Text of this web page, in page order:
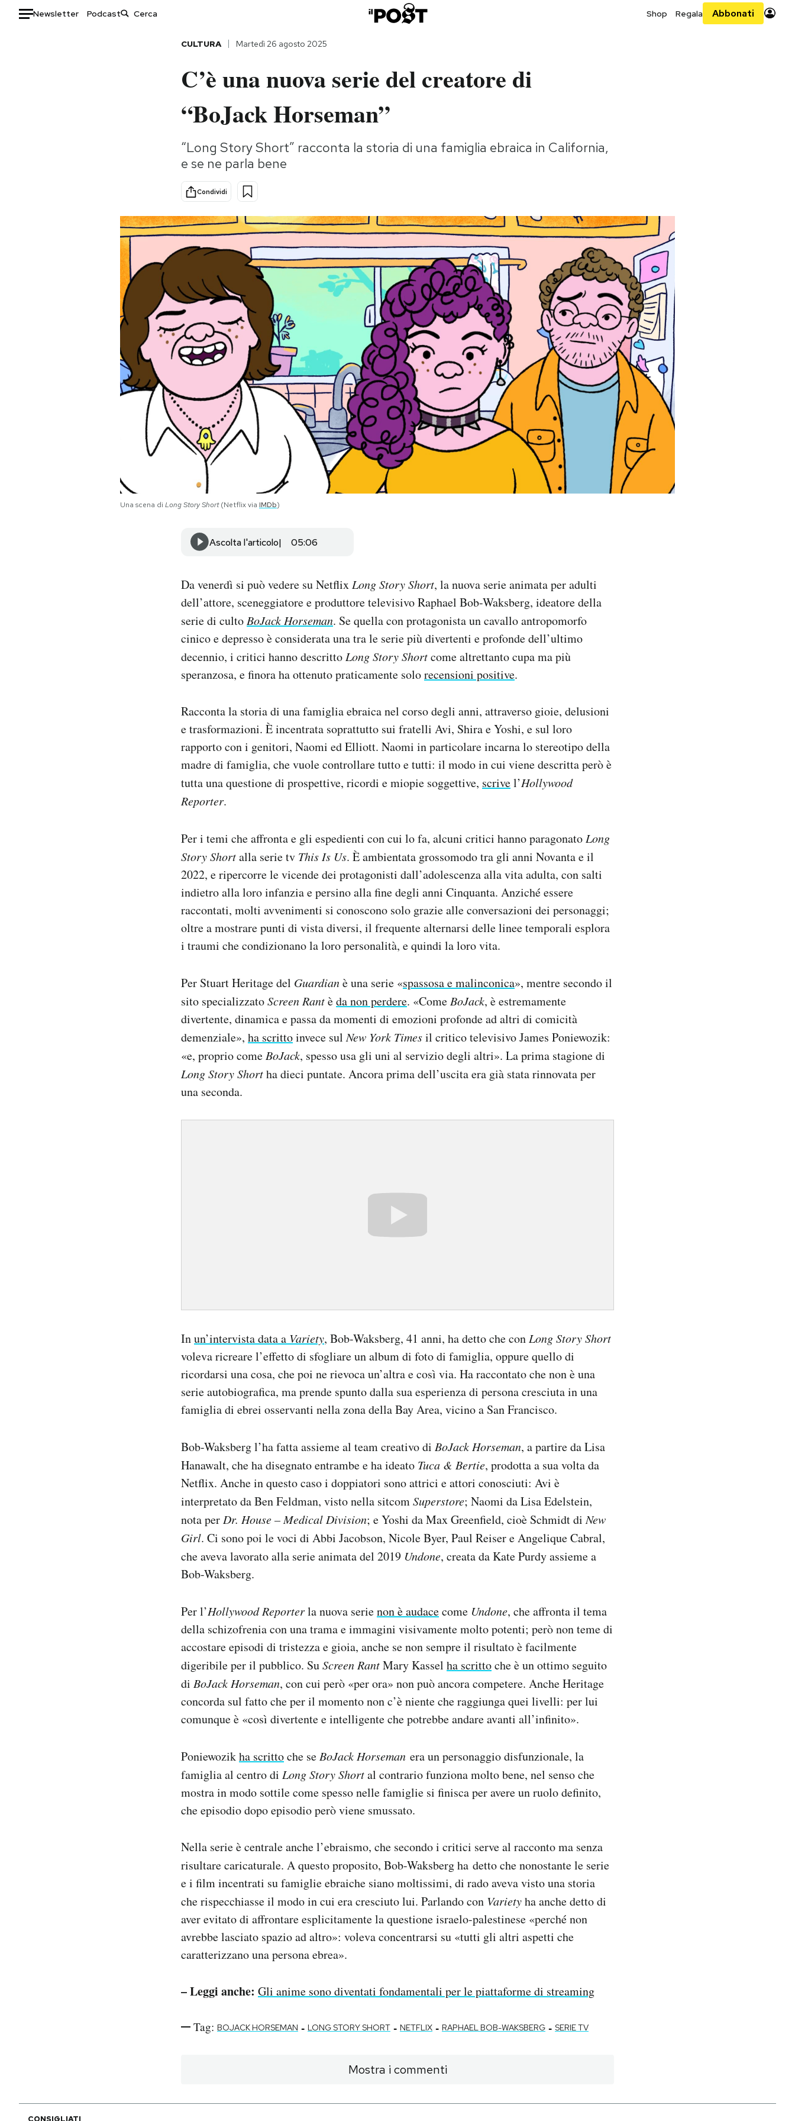
Newsletter Podcast Shop Regala Abbonati
Storie/Idee
Ok Boomer!
Altrecose
Mondiali calcio 2026
AREA PERSONALE
CULTURA Martedì 26 agosto 2025
C’è una nuova serie del creatore di
“BoJack Horseman”
“Long Story Short” racconta la storia di una famiglia ebraica in California,
e se ne parla bene
Condividi
Una scena di Long Story Short(Netflix via IMDb)
Ascolta l'articolo 05:06
Da venerdì si può vedere su Netflix Long Story Short, la nuova serie animata per adulti
dell’attore, sceneggiatore e produttore televisivo Raphael Bob-Waksberg, ideatore della
serie di culto BoJack Horseman. Se quella con protagonista un cavallo antropomorfo
cinico e depresso è considerata una tra le serie più divertenti e profonde dell’ultimo
decennio, i critici hanno descritto Long Story Shortcome altrettanto cupa ma più
speranzosa, e finora ha ottenuto praticamente solorecensioni positive.
Racconta la storia di una famiglia ebraica nel corso degli anni, attraverso gioie, delusioni
e trasformazioni. È incentrata soprattutto sui fratelli Avi, Shira e Yoshi, e sul loro
rapporto con i genitori, Naomi ed Elliott. Naomi in particolare incarna lo stereotipo della
madre di famiglia, che vuole controllare tutto e tutti: il modo in cui viene descritta però è
tutta una questione di prospettive, ricordi e miopie soggettive, scrivel’Hollywood
Reporter.
Per i temi che affronta e gli espedienti con cui lo fa, alcuni critici hanno paragonato Long
Story Shortalla serie tv This Is Us. È ambientata grossomodo tra gli anni Novanta e il
2022, e ripercorre le vicende dei protagonisti dall’adolescenza alla vita adulta, con salti
indietro alla loro infanzia e persino alla fine degli anni Cinquanta. Anziché essere
raccontati, molti avvenimenti si conoscono solo grazie alle conversazioni dei personaggi;
oltre a mostrare punti di vista diversi, il frequente alternarsi delle linee temporali esplora
i traumi che condizionano la loro personalità, e quindi la loro vita.
Per Stuart Heritage del Guardianè una serie «spassosa e malinconica», mentre secondo il
sito specializzatoScreen Rantèda non perdere. «Come BoJack, è estremamente
divertente, dinamica e passa da momenti di emozioni profonde ad altri di comicità
demenziale», ha scrittoinvece sulNew York Timesil critico televisivo James Poniewozik:
«e, proprio come BoJack, spesso usa gli uni al servizio degli altri». La prima stagione di
Long Story Shortha dieci puntate. Ancora prima dell’uscita era già stata rinnovata per
una seconda.
Inun’intervista data a Variety, Bob-Waksberg, 41 anni, ha detto che con Long Story Short
voleva ricreare l’effetto di sfogliare un album di foto di famiglia, oppure quello di
ricordarsi una cosa, che poi ne rievoca un’altra e così via. Ha raccontato che non è una
serie autobiografica, ma prende spunto dalla sua esperienza di persona cresciuta in una
famiglia di ebrei osservanti nella zona della Bay Area, vicino a San Francisco.
Bob-Waksberg l’ha fatta assieme al team creativo di BoJack Horseman, a partire da Lisa
Hanawalt, che ha disegnato entrambe e ha ideato Tuca & Bertie, prodotta a sua volta da
Netflix. Anche in questo caso i doppiatori sono attrici e attori conosciuti: Avi è
interpretato da Ben Feldman, visto nella sitcomSuperstore; Naomi da Lisa Edelstein,
nota per Dr. House – Medical Division; e Yoshi da Max Greenfield, cioè Schmidt diNew
Girl. Ci sono poi le voci di Abbi Jacobson, Nicole Byer, Paul Reiser e Angelique Cabral,
che aveva lavorato alla serie animata del 2019 Undone, creata da Kate Purdy assieme a
Bob-Waksberg.
Per l’Hollywood Reporterla nuova serienon è audacecome Undone, che affronta il tema
della schizofrenia con una trama e immagini visivamente molto potenti; però non teme di
accostare episodi di tristezza e gioia, anche se non sempre il risultato è facilmente
digeribile per il pubblico. SuScreen RantMary Kassel ha scrittoche è un ottimo seguito
di BoJack Horseman, con cui però «per ora» non può ancora competere. Anche Heritage
concorda sul fatto che per il momento non c’è niente che raggiunga quei livelli: per lui
comunque è «così divertente e intelligente che potrebbe andare avanti all’infinito».
Poniewozikha scrittoche se BoJack Horseman era un personaggio disfunzionale, la
famiglia al centro di Long Story Shortal contrario funziona molto bene, nel senso che
mostra in modo sottile come spesso nelle famiglie si finisca per avere un ruolo definito,
che episodio dopo episodio però viene smussato.
Nella serie è centrale anche l’ebraismo, che secondo i critici serve al racconto ma senza
risultare caricaturale. A questo proposito, Bob-Waksberg ha detto che nonostante le serie
e i film incentrati su famiglie ebraiche siano moltissimi, di rado aveva visto una storia
che rispecchiasse il modo in cui era cresciuto lui. Parlando con Varietyha anche detto di
aver evitato di affrontare esplicitamente la questione israelo-palestinese «perché non
avrebbe lasciato spazio ad altro»: voleva concentrarsi su «tutti gli altri aspetti che
caratterizzano una persona ebrea».
– Leggi anche: Gli anime sono diventati fondamentali per le piattaforme di streaming
Tag: BOJACK HORSEMAN - LONG STORY SHORT - NETFLIX - RAPHAEL BOB-WAKSBERG - SERIE TV
Mostra i commenti
CONSIGLIATI